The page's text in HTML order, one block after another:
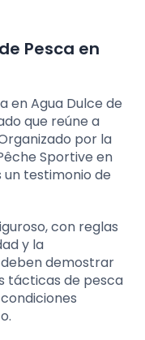
Pesca en
en Agua Dulce de
que reúne a
por la
Sportive en
un testimonio de
con reglas
y la
demostrar
tácticas de pesca